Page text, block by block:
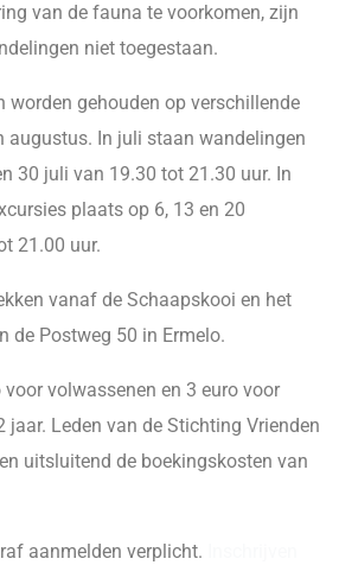
van de fauna te voorkomen, zijn
niet toegestaan.
worden gehouden op verschillende
augustus. In juli staan wandelingen
30 juli van 19.30 tot 21.30 uur. In
plaats op 6, 13 en 20
21.00 uur.
vanaf de Schaapskooi en het
de Postweg 50 in Ermelo.
voor volwassenen en 3 euro voor
jaar. Leden van de Stichting Vrienden
uitsluitend de boekingskosten van
aanmelden verplicht.